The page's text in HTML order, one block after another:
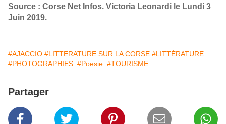
Source : Corse Net Infos. Victoria Leonardi le Lundi 3
Juin 2019.
#AJACCIO #LITTERATURE SUR LA CORSE #LITTÉRATURE
#PHOTOGRAPHIES. #Poesie. #TOURISME
Partager